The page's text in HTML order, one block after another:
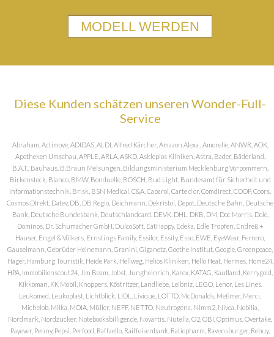
MODELL WERDEN
Diese Kunden schätzen unseren Wonder-Full-
Service
Abraham, Actimove, ADIDAS, ALDI, Alfred Kärcher, Amazon Alexa , Amorelie, ANWR, AOK,
Apotheken Umschau, APPLE, ARLA, ASKD, Asklepios Kliniken, Astra, Bader, Bäderland,
B.A.T., Bauhaus, B.Braun Melsungen, Bildungsministerium Mecklenburg Vorpommern,
Birkenstock, Blanco, BMW, Bonduelle, BOSCH, Bud Light, Bundesamt für Sicherheit und
Informationstechnik, Brisk, BSN Medical, C&A, Caparol, Carte d or, Comdirect, COOP, Coors,
Cosmos DIrekt, Datev, DB, DB Regio, Deichmann, Dekristol, Depot, Deutsche Bahn, Deutsche
Bank, Deutsche Bundesbank, Deutschlandcard, DEVK, DHL, DKB, DM, Doc Morris, Dole,
Dominos, Dr. Schumacher GmbH, DulcoSoft, EatHappy, Edeka, Edle Tropfen, Endreß +
Hauser, Engel & Völkers, Ernstings Family, Essilor, Essity, Esso, EWE, EyeWear, Ferrero,
Gauselmann, Gebrüder Heinemann, Granini, Giganetz, Goethe Institut, Google, Greenpeace,
Hager, Hamburg Touristik, Heide Park, Hellweg, Helios Kliniken, Hello Heat, Hermes, Home24,
HPA, Immobilienscout24, Jim Beam, Jobst, Jungheinrich, Karex, KATAG, Kaufland, Kerrygold,
Kikkoman, KK Mobil, Knoppers, Köstritzer, Landliebe, Leibniz, LEGO, Lenor, Les Lines,
Leukomed, Leukoplast, Lichtblick, LIDL, Livique, LOTTO, McDonalds, Meßmer, Merci,
Michelob, Milka, MOIA, Müller, NEFF, NETTO, Neutrogena, Nimm2, Nivea, Nobilia,
Nordmark, Nordzucker, Notebooksbilliger.de, Novartis, Nutella, O2, OBI, Optimus, Overtake,
Payever, Penny, Pepsi, Perfood, Raffaello, Raiffeisenbank, Ratiopharm, Ravensburger, Rebuy,